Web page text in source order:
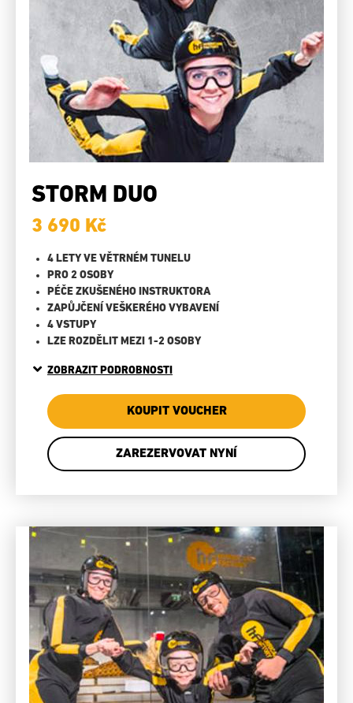
STORM DUO
3 690 Kč
4 LETY VE VĚTRNÉM TUNELU
PRO 2 OSOBY
PÉČE ZKUŠENÉHO INSTRUKTORA
ZAPŮJČENÍ VEŠKERÉHO VYBAVENÍ
4 VSTUPY
LZE ROZDĚLIT MEZI 1-2 OSOBY
ZOBRAZIT PODROBNOSTI
KOUPIT VOUCHER
ZAREZERVOVAT NYNÍ